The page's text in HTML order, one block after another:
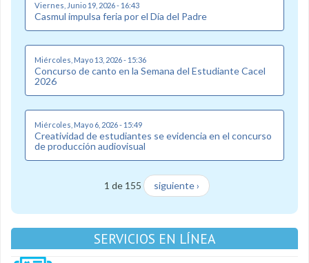
Viernes, Junio 19, 2026 - 16:43
Casmul impulsa feria por el Día del Padre
Miércoles, Mayo 13, 2026 - 15:36
Concurso de canto en la Semana del Estudiante Cacel
2026
Miércoles, Mayo 6, 2026 - 15:49
Creatividad de estudiantes se evidencia en el concurso
de producción audiovisual
1 de 155 siguiente ›
SERVICIOS EN LÍNEA